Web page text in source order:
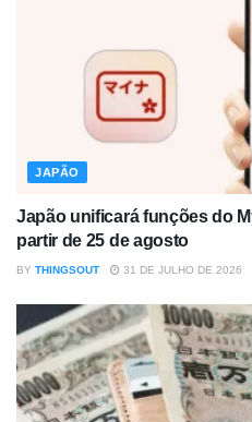
JAPÃO
Japão unificará funções do
partir de 25 de agosto
BY THINGSOUT 31 DE JULHO DE 2026